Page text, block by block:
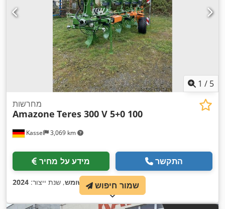
1 / 5
Kassel 3,069 km
מחרשות
Amazone Teres 300 V 5+0 100
מידע על מחיר התקשר
מצב: משומש, שנת ייצור: 2024 ,
שמור חיפוש